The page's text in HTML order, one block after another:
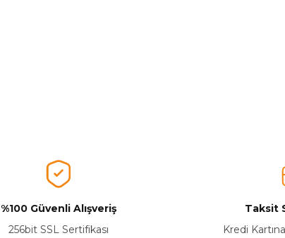
%100 Güvenli Alışveriş
256bit SSL Sertifikası
Taksit
Kredi